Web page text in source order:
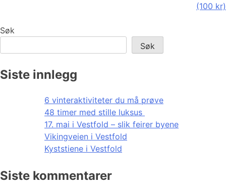
(100 kr)
Søk
Søk
Siste innlegg
6 vinteraktiviteter du må prøve
48 timer med stille luksus
17. mai i Vestfold – slik feirer byene
Vikingveien i Vestfold
Kyststiene i Vestfold
Siste kommentarer